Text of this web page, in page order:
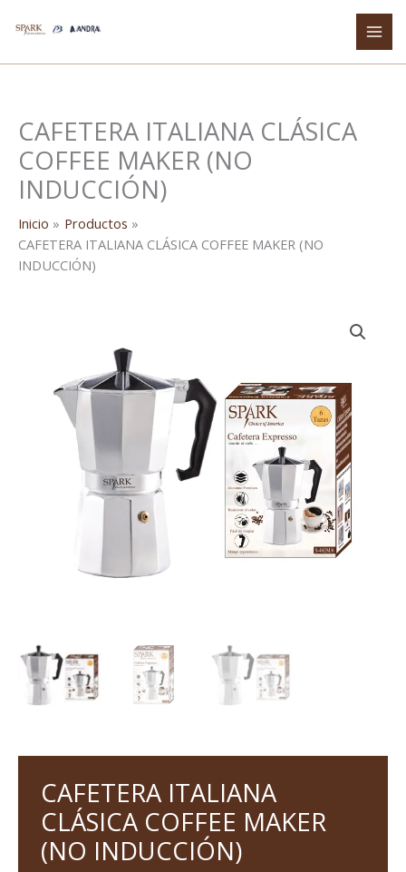
CAFETERA ITALIANA CLÁSICA
COFFEE MAKER (NO
INDUCCIÓN)
Inicio
Productos
CAFETERA ITALIANA CLÁSICA COFFEE MAKER (NO
INDUCCIÓN)
CAFETERA ITALIANA
CLÁSICA COFFEE MAKER
(NO INDUCCIÓN)